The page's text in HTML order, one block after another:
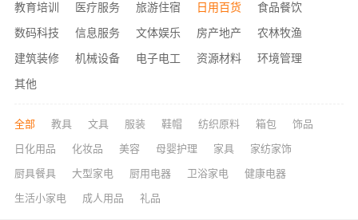
教育培训
医疗服务 旅游住宿 日用百货
食品餐饮
数码科技
信息服务 文体娱乐 房产地产
农林牧渔
建筑装修
机械设备 电子电工 资源材料
环境管理
其他
全部 教具 文具 服装 鞋帽 纺织原料 箱包 饰品
日化用品 化妆品 美容 母婴护理 家具 家纺家饰
厨具餐具 大型家电 厨用电器 卫浴家电 健康电器
生活小家电 成人用品 礼品